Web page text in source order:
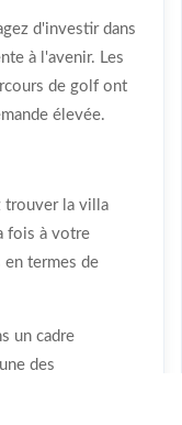
d'investir dans
à l'avenir. Les
de golf ont
élevée.
trouver la villa
fois à votre
termes de
un cadre
des